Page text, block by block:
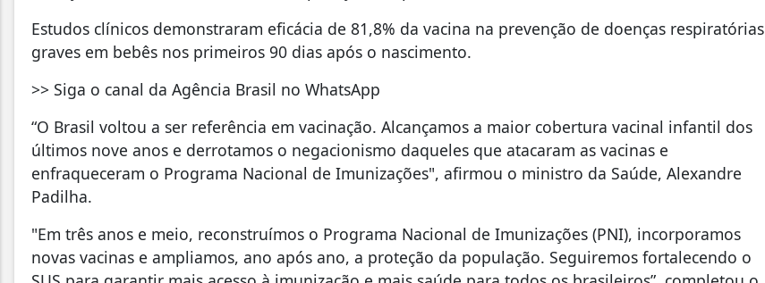
Estudos clínicos demonstraram eficácia de 81,8% da vacina na prevenção de doenças respiratórias
graves em bebês nos primeiros 90 dias após o nascimento.
>> Siga o canal da Agência Brasil no WhatsApp
“O Brasil voltou a ser referência em vacinação. Alcançamos a maior cobertura vacinal infantil dos
últimos nove anos e derrotamos o negacionismo daqueles que atacaram as vacinas e
enfraqueceram o Programa Nacional de Imunizações", afirmou o ministro da Saúde, Alexandre
Padilha.
"Em três anos e meio, reconstruímos o Programa Nacional de Imunizações (PNI), incorporamos
novas vacinas e ampliamos, ano após ano, a proteção da população. Seguiremos fortalecendo o